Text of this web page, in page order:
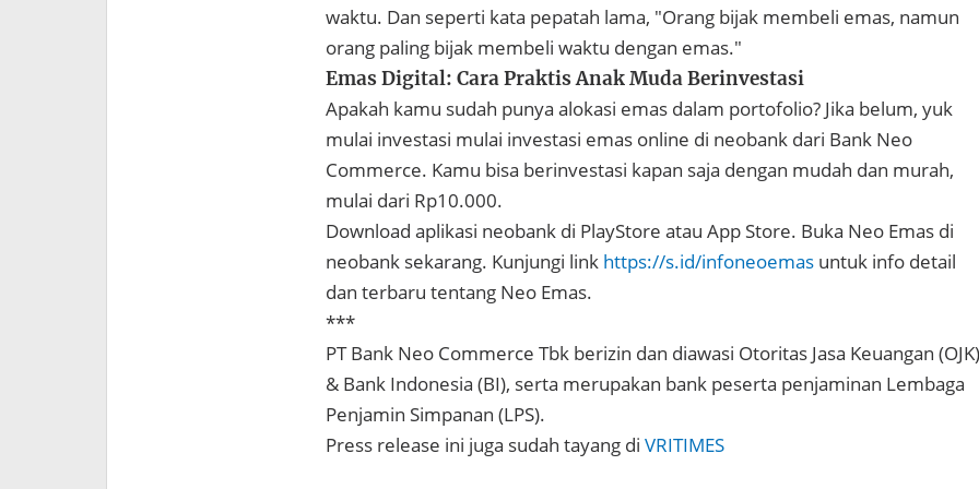
waktu. Dan seperti kata pepatah lama, "Orang bijak membeli emas, namun
orang paling bijak membeli waktu dengan emas."
Emas Digital: Cara Praktis Anak Muda Berinvestasi
Apakah kamu sudah punya alokasi emas dalam portofolio? Jika belum, yuk
mulai investasi mulai investasi emas online di neobank dari Bank Neo
Commerce. Kamu bisa berinvestasi kapan saja dengan mudah dan murah,
mulai dari Rp10.000.
Download aplikasi neobank di PlayStore atau App Store. Buka Neo Emas di
neobank sekarang. Kunjungi link https://s.id/infoneoemas untuk info detail
dan terbaru tentang Neo Emas.
***
PT Bank Neo Commerce Tbk berizin dan diawasi Otoritas Jasa Keuangan (OJK)
& Bank Indonesia (BI), serta merupakan bank peserta penjaminan Lembaga
Penjamin Simpanan (LPS).
Press release ini juga sudah tayang di VRITIMES